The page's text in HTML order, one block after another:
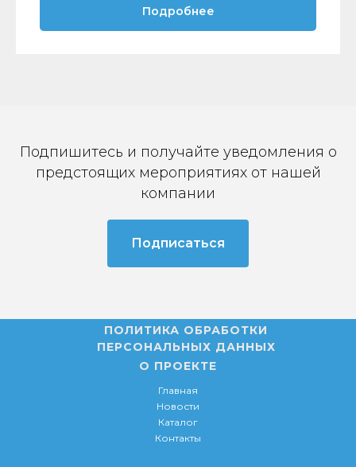
Подробнее
Подпишитесь и получайте уведомления о
предстоящих мероприятиях от нашей
компании
Подписаться
О ПРОЕКТЕ
ПОЛИТИКА ОБРАБОТКИ
ПЕРСОНАЛЬНЫХ ДАННЫХ
Новости
Контакты
Каталог
Главная